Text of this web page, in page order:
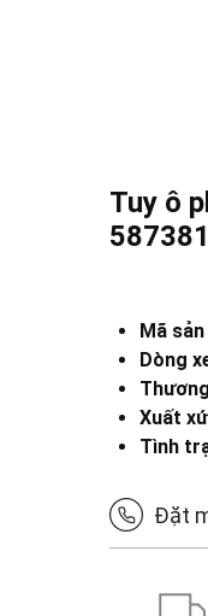
Tuy ô
Mã
Dòng
Xuất xứ
Tình
Đặt